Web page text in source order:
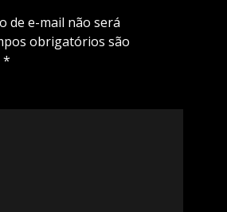
de e-mail não será
obrigatórios são
*